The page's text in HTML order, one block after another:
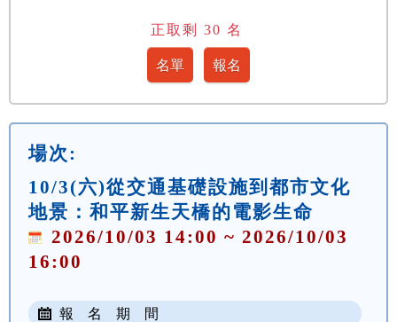
正取剩 30 名
場次:
10/3(六)從交通基礎設施到都市文化
地景：和平新生天橋的電影生命
2026/10/03 14:00 ~ 2026/10/03
16:00
報 名 期 間